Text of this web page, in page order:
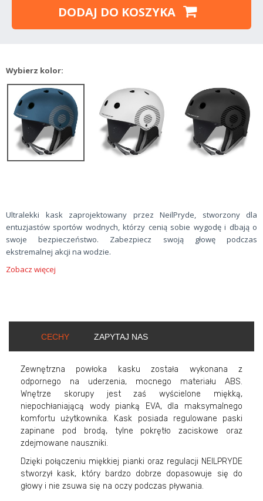
DODAJ DO KOSZYKA
Wybierz kolor:
Ultralekki kask zaprojektowany przez NeilPryde, stworzony dla
entuzjastów sportów wodnych, którzy cenią sobie wygodę i dbają o
swoje bezpieczeństwo. Zabezpiecz swoją głowę podczas
ekstremalnej akcji na wodzie.
Zobacz więcej
CECHY ZAPYTAJ NAS
Zewnętrzna powłoka kasku została wykonana z
odpornego na uderzenia, mocnego materiału ABS.
Wnętrze skorupy jest zaś wyścielone miękką,
niepochłaniającą wody pianką EVA, dla maksymalnego
komfortu użytkownika. Kask posiada regulowane paski
zapinane pod brodą, tylne pokrętło zaciskowe oraz
zdejmowane nauszniki.
Dzięki połączeniu miękkiej pianki oraz regulacji NEILPRYDE
stworzył kask, który bardzo dobrze dopasowuje się do
głowy i nie zsuwa się na oczy podczas pływania.